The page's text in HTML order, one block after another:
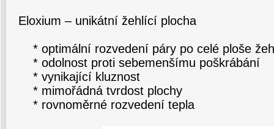
Eloxium – unikátní žehlící plocha
* optimální rozvedení páry po celé ploše
* odolnost proti sebemenšímu poškrábání
* vynikající kluznost
* mimořádná tvrdost plochy
* rovnoměrné rozvedení tepla